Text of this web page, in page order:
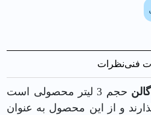
فنینظرات
حجم 3 لیتر محصولی است
و از این محصول به عنوان